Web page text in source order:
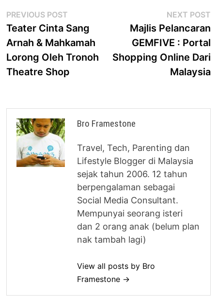
Post
navigation
PREVIOUS POST
post:
Teater Cinta Sang
Arnah & Mahkamah
Lorong Oleh Tronoh
Theatre Shop
NEXT POST
Majlis Pelancaran
GEMFIVE : Portal
Shopping Online Dari
Malaysia
Bro Framestone
Travel, Tech, Parenting dan
Lifestyle Blogger di Malaysia
sejak tahun 2006. 12 tahun
berpengalaman sebagai
Social Media Consultant.
Mempunyai seorang isteri
dan 2 orang anak (belum plan
nak tambah lagi)
View all posts by Bro
Framestone →